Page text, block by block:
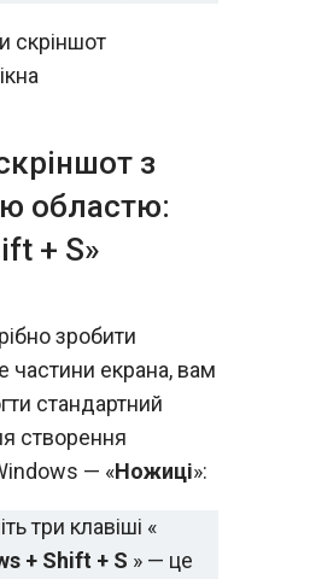
з
областю:
+ S»
зробити
частини екрана, вам
стандартний
створення
— «Ножиці»:
три клавіші «
+ Shift + S » — це